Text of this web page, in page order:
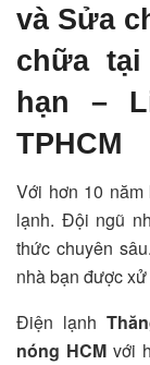
và Sửa
chữa
hạn –
TPHCM
Với hơn 10 năm
lạnh. Đội ngũ
thức chuyên sâu.
nhà bạn được
Điện lạnh
nóng HCM với